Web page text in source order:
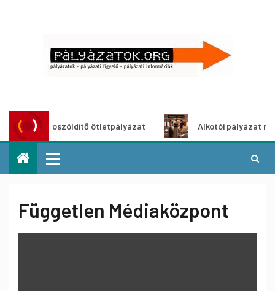
Városzöldítő ötletpályázat Alkotói pályázat
Független Médiaközpont